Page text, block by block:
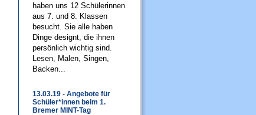
haben uns 12 Schülerinnen
aus 7. und 8. Klassen
besucht. Sie alle haben
Dinge designt, die ihnen
persönlich wichtig sind.
Lesen, Malen, Singen,
Backen...
13.03.19 - Angebote für
Schüler*innen beim 1.
Bremer MINT-Tag